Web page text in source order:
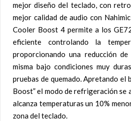
mejor diseño del teclado, con
mejor calidad de audio con
Cooler Boost 4 permite a los
eficiente controlando la
proporcionando una reducción
misma bajo condiciones muy
pruebas de quemado. Apretando el
Boost” el modo de refrigeración se
alcanza temperaturas un 10%
zona del teclado.